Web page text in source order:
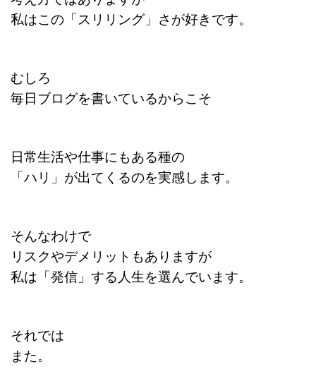
私はこの「スリリング」さが好きです。
むしろ
毎日ブログを書いているからこそ
日常生活や仕事にもある種の
「ハリ」が出てくるのを実感します。
そんなわけで
リスクやデメリットもありますが
私は「発信」する人生を選んでいます。
それでは
また。